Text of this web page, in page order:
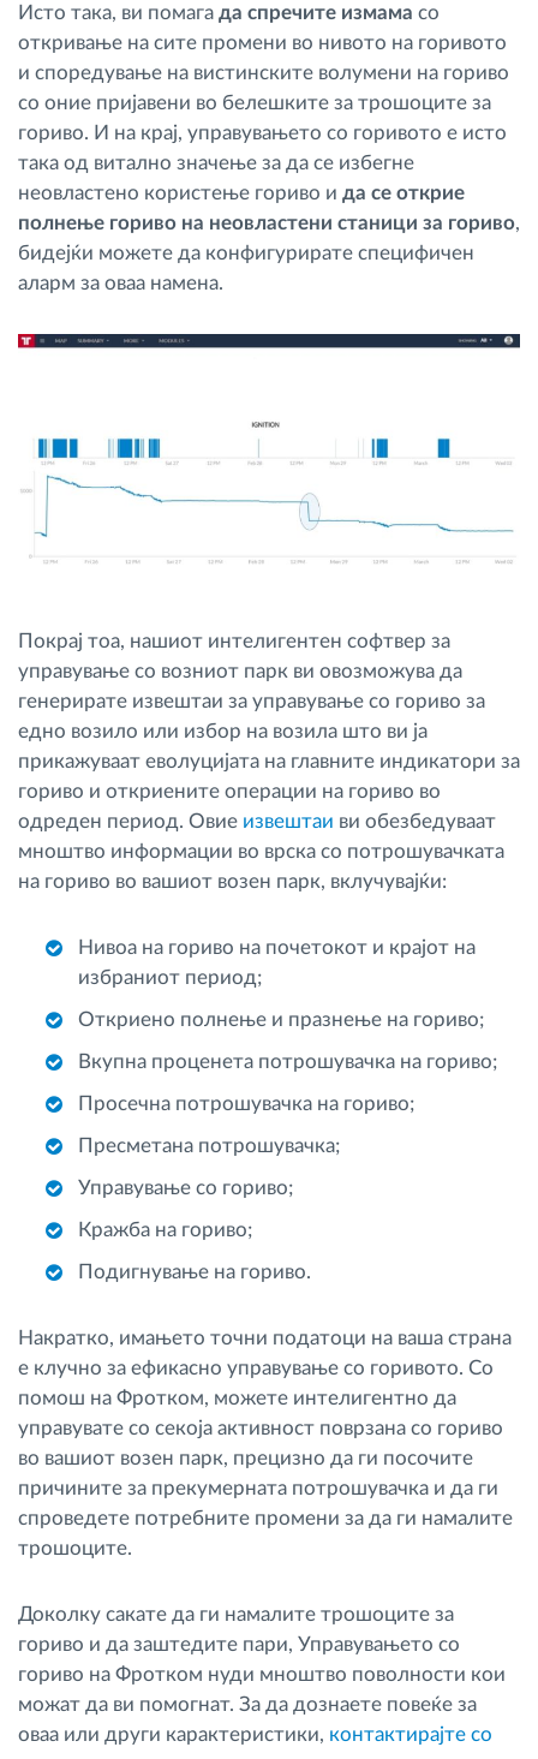
Исто така, ви помага да спречите измама со
откривање на сите промени во нивото на горивото
и споредување на вистинските волумени на гориво
со оние пријавени во белешките за трошоците за
гориво. И на крај, управувањето со горивото е исто
така од витално значење за да се избегне
неовластено користење гориво и да се открие
полнење гориво на неовластени станици за гориво,
бидејќи можете да конфигурирате специфичен
аларм за оваа намена.
Покрај тоа, нашиот интелигентен софтвер за
управување со возниот парк ви овозможува да
генерирате извештаи за управување со гориво за
едно возило или избор на возила што ви ја
прикажуваат еволуцијата на главните индикатори за
гориво и откриените операции на гориво во
одреден период. Овие извештаи ви обезбедуваат
мноштво информации во врска со потрошувачката
на гориво во вашиот возен парк, вклучувајќи:
Нивоа на гориво на почетокот и крајот на
избраниот период;
Откриено полнење и празнење на гориво;
Вкупна проценета потрошувачка на гориво;
Просечна потрошувачка на гориво;
Пресметана потрошувачка;
Управување со гориво;
Кражба на гориво;
Подигнување на гориво.
Накратко, имањето точни податоци на ваша страна
е клучно за ефикасно управување со горивото. Со
помош на Фротком, можете интелигентно да
управувате со секоја активност поврзана со гориво
во вашиот возен парк, прецизно да ги посочите
причините за прекумерната потрошувачка и да ги
спроведете потребните промени за да ги намалите
трошоците.
Доколку сакате да ги намалите трошоците за
гориво и да заштедите пари, Управувањето со
гориво на Фротком нуди мноштво поволности кои
можат да ви помогнат. За да дознаете повеќе за
оваа или други карактеристики, контактирајте со